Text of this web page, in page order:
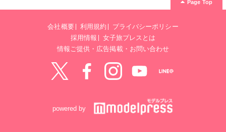
Page Top
会社概要 利用規約
プライバシーポリシー
採用情報
女子旅プレスとは
情報ご提供・広告掲載・お問い合わせ
powered by